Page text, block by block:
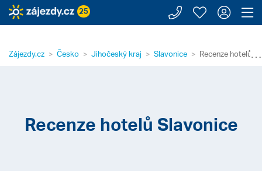
25 Zavolejte
Moje
⋯
Zájezdy.cz Česko Jihočeský kraj Slavonice Recenze hotelů
Recenze hotelů Slavonice